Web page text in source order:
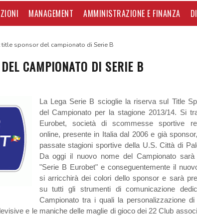
MANAGEMENT AMMINISTRAZIONE E FINANZA
title sponsor del campionato di Serie B
CAMPIONATO DI SERIE B
La Lega Serie B scioglie la riserva sul Title
del Campionato per la stagione 2013/14. Si
Eurobet, società di scommesse sportive
online, presente in Italia dal 2006 e già
passate stagioni sportive della U.S. Città di
Da oggi il nuovo nome del Campionato sarà
"Serie B Eurobet" e conseguentemente il
si arricchirà dei colori dello sponsor e sarà
su tutti gli strumenti di comunicazione
Campionato tra i quali la personalizzazione di
e le maniche delle maglie di gioco dei 22 Club